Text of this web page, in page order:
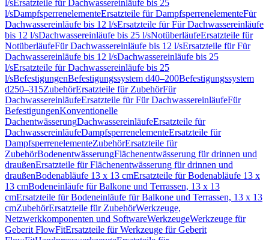
l/sErsatzteile für Dachwassereinläufe bis 25
l/sDampfsperrenelementeErsatzteile für DampfsperrenelementeFür
Dachwassereinläufe bis 12 l/sErsatzteile für Für Dachwassereinläufe
bis 12 l/sDachwassereinläufe bis 25 l/sNotüberläufeErsatzteile für
NotüberläufeFür Dachwassereinläufe bis 12 l/sErsatzteile für Für
Dachwassereinläufe bis 12 l/sDachwassereinläufe bis 25
l/sErsatzteile für Dachwassereinläufe bis 25
l/sBefestigungenBefestigungssystem d40–200Befestigungssystem
d250–315ZubehörErsatzteile für ZubehörFür
DachwassereinläufeErsatzteile für Für DachwassereinläufeFür
BefestigungenKonventionelle
DachentwässerungDachwassereinläufeErsatzteile für
DachwassereinläufeDampfsperrenelementeErsatzteile für
DampfsperrenelementeZubehörErsatzteile für
ZubehörBodenentwässerungFlächenentwässerung für drinnen und
draußenErsatzteile für Flächenentwässerung für drinnen und
draußenBodenabläufe 13 x 13 cmErsatzteile für Bodenabläufe 13 x
13 cmBodeneinläufe für Balkone und Terrassen, 13 x 13
cmErsatzteile für Bodeneinläufe für Balkone und Terrassen, 13 x 13
cmZubehörErsatzteile für ZubehörWerkzeuge,
Netzwerkkomponenten und SoftwareWerkzeugeWerkzeuge für
Geberit FlowFitErsatzteile für Werkzeuge für Geberit